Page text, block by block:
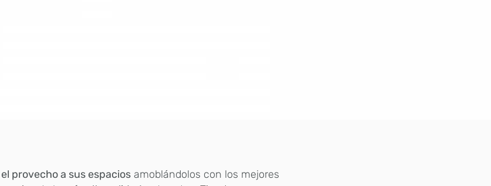
provecho a sus espacios amoblándolos con los mejores